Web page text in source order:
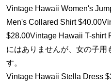
Vintage Hawaii Women's
Men's Collared Shirt
$28.00Vintage Hawaii T-shirt
にはありませんが、女の子用
す。
Vintage Hawaii Stella Dress